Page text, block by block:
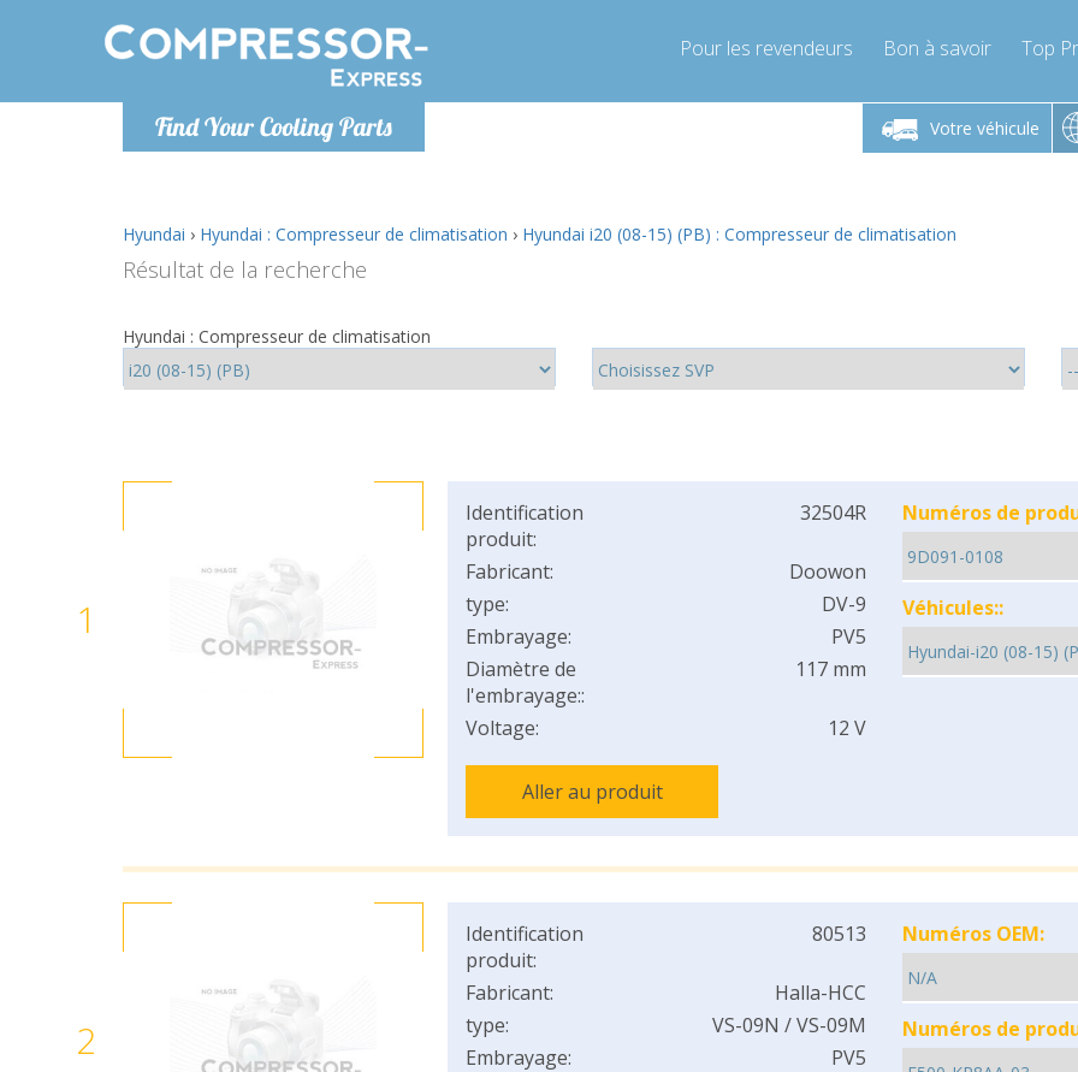
Find Your Cooling Parts
Pour les revendeurs Bon à savoir Top
Votre véhicule
Lundi-Vendredi 9h-17h
info@compressor-express.fr
Lundi-Vendredi 9h-17h Lundi-Vendredi 9h-17h
info@compressor-express.fr
Hyundai › Hyundai : Compresseur de climatisation › Hyundai i20 (08-15) (PB) : Compresseur de climatisation
Résultat de la recherche
Hyundai : Compresseur de climatisation
1
Identification
produit:
32504R
Fabricant:
Doowon
type:
DV-9
Embrayage:
PV5
Diamètre de
l'embrayage::
117 mm
Voltage: 12 V
Aller au produit
Numéros de
Véhicules::
2
Identification
produit:
80513
Fabricant:
Halla-HCC
type:
VS-09N / VS-09M
Embrayage:
PV5
Numéros OEM:
Numéros de